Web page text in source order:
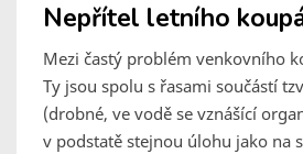
Nepřítel letního
Mezi častý problém venkovního
Ty jsou spolu s řasami součástí
(drobné, ve vodě se vznášící
v podstatě stejnou úlohu jako na